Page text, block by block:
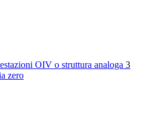
OIV o struttura analoga 3
zero